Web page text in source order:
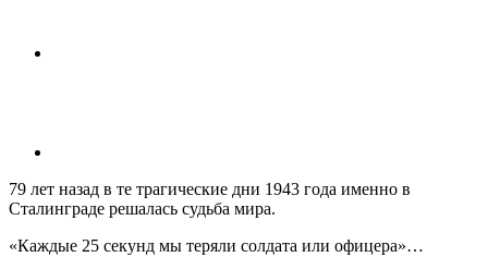
79 лет назад в те трагические дни 1943 года именно в
Сталинграде решалась судьба мира.
«Каждые 25 секунд мы теряли солдата или офицера»…